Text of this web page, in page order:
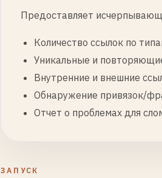
Предоставляет
Количество ссылок по
Уникальные и
Внутренние и внешние
Обнаружение привязок/
Отчет о проблемах для
ЗАПУСК